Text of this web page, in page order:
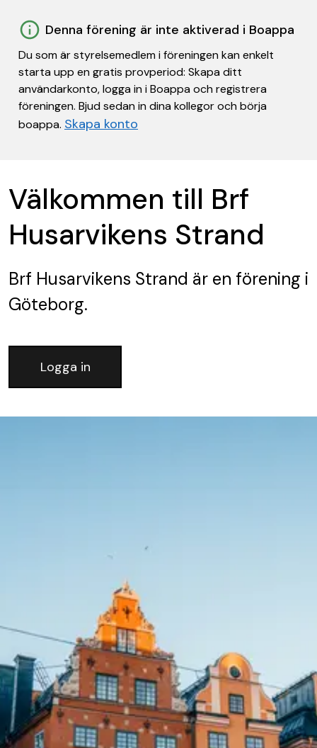
Denna förening är inte aktiverad i Boappa
Du som är styrelsemedlem i föreningen kan enkelt
starta upp en gratis provperiod: Skapa ditt
användarkonto, logga in i Boappa och registrera
föreningen. Bjud sedan in dina kollegor och börja
boappa. Skapa konto
Välkommen till Brf
Husarvikens Strand
Brf Husarvikens Strand är en förening i
Göteborg.
Logga in